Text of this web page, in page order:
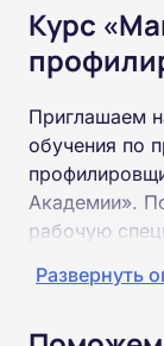
Курс
Приглашаем
обучения по
Академии».
рабочую
Развернуть